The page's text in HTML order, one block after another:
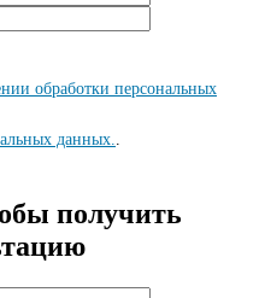
обработки персональных
данных..
получить